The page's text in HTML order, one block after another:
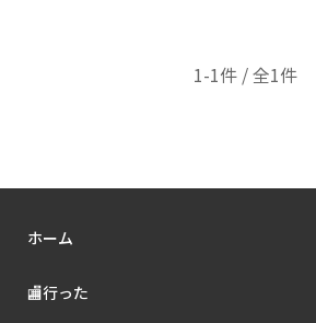
1-1件 / 全1件
ホーム
🏬行った